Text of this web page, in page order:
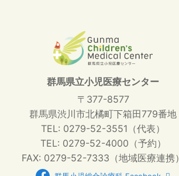
群馬県立小児医療センター
〒377-8577
群馬県渋川市北橘町下箱田779番地
TEL: 0279-52-3551（代表）
TEL: 0279-52-4000（予約）
FAX: 0279-52-7333（地域医療連携）